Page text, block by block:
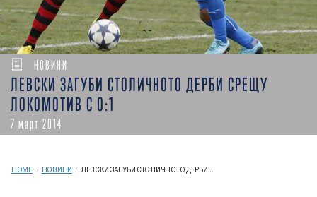
НОВИНИ
ЛЕВСКИ ЗАГУБИ СТОЛИЧНОТО ДЕРБИ СРЕЩУ
ЛОКОМОТИВ С 0:1
7 март 2014
HOME / НОВИНИ / ЛЕВСКИ ЗАГУБИ СТОЛИЧНОТО ДЕРБИ...